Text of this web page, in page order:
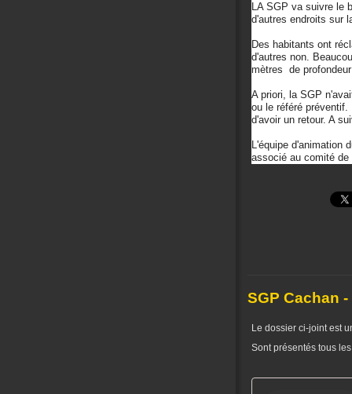
LA SGP va suivre le
d'autres endroits sur
Des habitants ont
d'autres non.
mètres de
A priori, la SGP
ou le référé
d'avoir un retour. A
L'équipe d'animation
associé au comité
SGP Cachan
Le dossier ci-joint est
Sont présentés tous